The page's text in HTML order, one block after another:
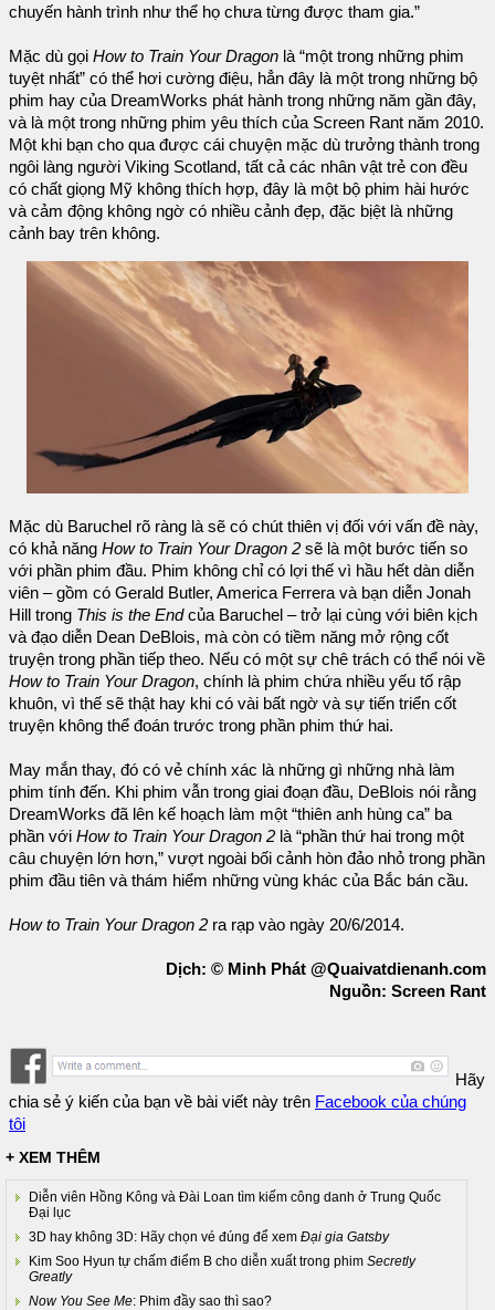
chuyến hành trình như thể họ chưa từng được tham gia.”
Mặc dù gọi How to Train Your Dragon là “một trong những phim
tuyệt nhất” có thể hơi cường điệu, hẳn đây là một trong những bộ
phim hay của DreamWorks phát hành trong những năm gần đây,
và là một trong những phim yêu thích của Screen Rant năm 2010.
Một khi bạn cho qua được cái chuyện mặc dù trưởng thành trong
ngôi làng người Viking Scotland, tất cả các nhân vật trẻ con đều
có chất giọng Mỹ không thích hợp, đây là một bộ phim hài hước
và cảm động không ngờ có nhiều cảnh đẹp, đặc bịệt là những
cảnh bay trên không.
Mặc dù Baruchel rõ ràng là sẽ có chút thiên vị đối với vấn đề này,
có khả năng How to Train Your Dragon 2 sẽ là một bước tiến so
với phần phim đầu. Phim không chỉ có lợi thế vì hầu hết dàn diễn
viên – gồm có Gerald Butler, America Ferrera và bạn diễn Jonah
Hill trong This is the Endcủa Baruchel – trở lại cùng với biên kịch
và đạo diễn Dean DeBlois, mà còn có tiềm năng mở rộng cốt
truyện trong phần tiếp theo. Nếu có một sự chê trách có thể nói về
How to Train Your Dragon, chính là phim chứa nhiều yếu tố rập
khuôn, vì thế sẽ thật hay khi có vài bất ngờ và sự tiến triển cốt
truyện không thể đoán trước trong phần phim thứ hai.
May mắn thay, đó có vẻ chính xác là những gì những nhà làm
phim tính đến. Khi phim vẫn trong giai đoạn đầu, DeBlois nói rằng
DreamWorks đã lên kế hoạch làm một “thiên anh hùng ca” ba
phần với How to Train Your Dragon 2 là “phần thứ hai trong một
câu chuyện lớn hơn,” vượt ngoài bối cảnh hòn đảo nhỏ trong phần
phim đầu tiên và thám hiểm những vùng khác của Bắc bán cầu.
How to Train Your Dragon 2 ra rạp vào ngày 20/6/2014.
Dịch: © Minh Phát @Quaivatdienanh.com
Nguồn: Screen Rant
Hãy
chia sẻ ý kiến của bạn về bài viết này trên Facebook của chúng
tôi
+ XEM THÊM
Diễn viên Hồng Kông và Đài Loan tìm kiếm công danh ở Trung Quốc
Đại lục
3D hay không 3D: Hãy chọn vé đúng để xem Đại gia Gatsby
Kim Soo Hyun tự chấm điểm B cho diễn xuất trong phim Secretly
Greatly
Now You See Me: Phim đầy sao thì sao?